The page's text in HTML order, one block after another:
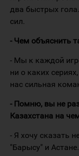
два быстрых
сил.
- Чем объяснить
- Мы к каждой
ни о каких
нас сильная
- Помню, вы не
Казахстана на
- Я хочу сказать
"Барысу" и